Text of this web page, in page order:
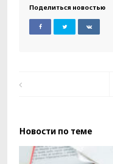
Поделиться новостью
Новости по теме